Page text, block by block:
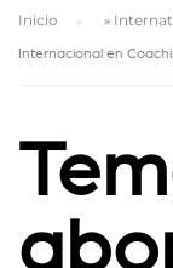
Inicio »
Internacional en